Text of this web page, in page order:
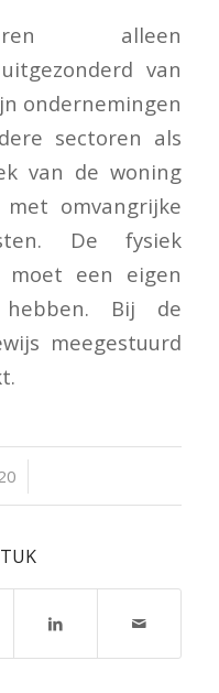
alleen
van
ondernemingen
sectoren als
van de woning
met omvangrijke
De fysiek
moet een eigen
Bij de
meegestuurd